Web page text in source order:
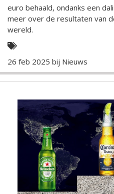
euro behaald, ondanks een
meer over de resultaten van
wereld.
26 feb 2025 bij Nieuws